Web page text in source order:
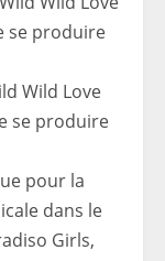
Wild Love
se produire